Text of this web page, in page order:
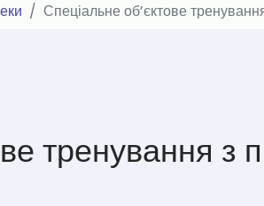
Спеціальне об’єктове
тренування з